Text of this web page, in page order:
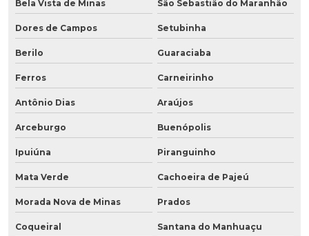
Bela Vista de Minas São Sebastião do Maranhão
Dores de Campos Setubinha
Berilo Guaraciaba
Ferros Carneirinho
Antônio Dias Araújos
Arceburgo Buenópolis
Ipuiúna Piranguinho
Mata Verde Cachoeira de Pajeú
Morada Nova de Minas Prados
Coqueiral Santana do Manhuaçu